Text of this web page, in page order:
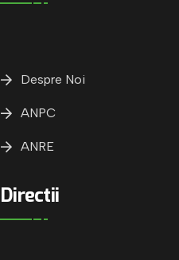
Despre Noi
ANPC
ANRE
Directii